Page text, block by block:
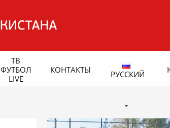
ТВ
ФУТБОЛ
LIVE
КОНТАКТЫ РУССКИЙ